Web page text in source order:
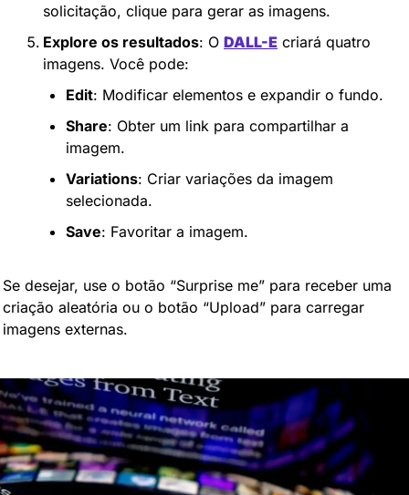
solicitação, clique para gerar as imagens.
Explore os resultados: O DALL-E criará quatro
imagens. Você pode:
Edit: Modificar elementos e expandir o fundo.
Share: Obter um link para compartilhar a
imagem.
Variations: Criar variações da imagem
selecionada.
Save: Favoritar a imagem.
Se desejar, use o botão “Surprise me” para receber uma
criação aleatória ou o botão “Upload” para carregar
imagens externas.